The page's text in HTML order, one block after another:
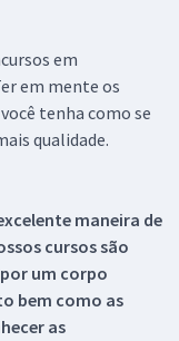
em
em mente os
tenha como se
qualidade.
maneira de
cursos são
um corpo
bem como as
as